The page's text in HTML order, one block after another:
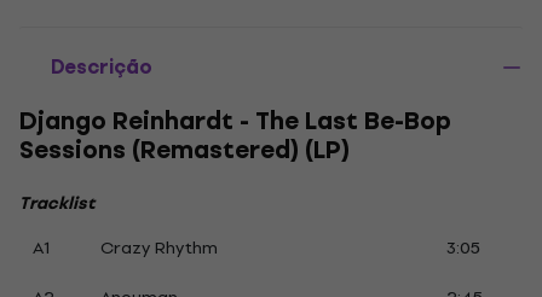
Descrição
Django Reinhardt - The Last Be-Bop
Sessions (Remastered) (LP)
Tracklist
A1
Crazy Rhythm
3:05